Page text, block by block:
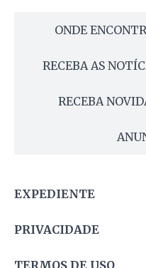
ONDE
RECEBA AS
RECEBA
EXPEDIENTE
PRIVACIDADE